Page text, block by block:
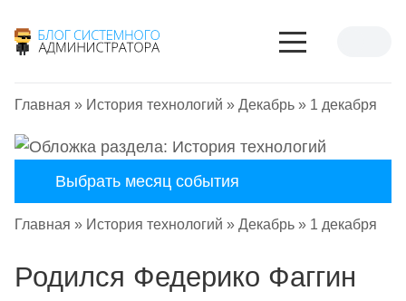
Главная » История технологий » Декабрь » 1 декабря
Выбрать месяц события
Главная » История технологий » Декабрь » 1 декабря
Родился Федерико Фаггин